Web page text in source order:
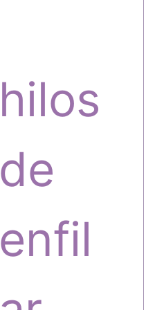
o
d
u
hilos
de
enfil